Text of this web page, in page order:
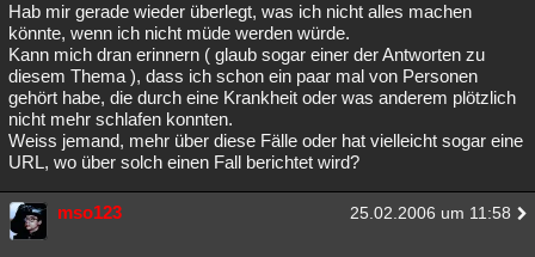
Hab mir gerade wieder überlegt, was ich nicht alles machen
könnte, wenn ich nicht müde werden würde.
Kann mich dran erinnern ( glaub sogar einer der Antworten zu
diesem Thema ), dass ich schon ein paar mal von Personen
gehört habe, die durch eine Krankheit oder was anderem plötzlich
nicht mehr schlafen konnten.
Weiss jemand, mehr über diese Fälle oder hat vielleicht sogar eine
URL, wo über solch einen Fall berichtet wird?
mso123 25.02.2006 um 11:58